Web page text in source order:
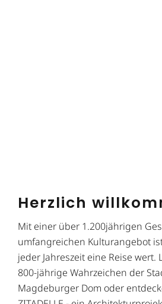
Herzlich
Mit einer über 1.200jährigen
umfangreichen Kulturangebot
jeder Jahreszeit eine Reise wert.
800-jährige Wahrzeichen der
Magdeburger Dom oder